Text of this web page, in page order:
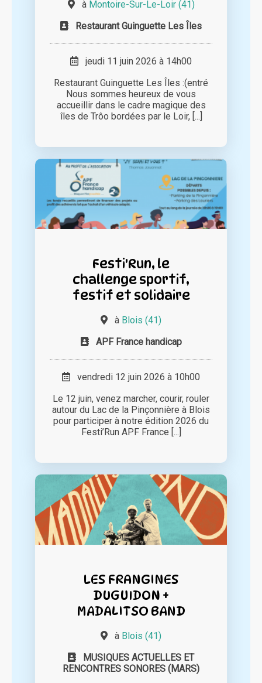
à Montoire-Sur-Le-Loir (41)
Restaurant Guinguette Les Îles
jeudi 11 juin 2026 à 14h00
Restaurant Guinguette Les Îles :(entré
Nous sommes heureux de vous
accueillir dans le cadre magique des
îles de Trôo bordées par le Loir, [...]
Festi'Run, le
challenge sportif,
festif et solidaire
à Blois (41)
APF France handicap
vendredi 12 juin 2026 à 10h00
Le 12 juin, venez marcher, courir, rouler
autour du Lac de la Pinçonnière à Blois
pour participer à notre édition 2026 du
Festi’Run APF France [...]
LES FRANGINES
DUGUIDON +
MADALITSO BAND
à Blois (41)
MUSIQUES ACTUELLES ET
RENCONTRES SONORES (MARS)